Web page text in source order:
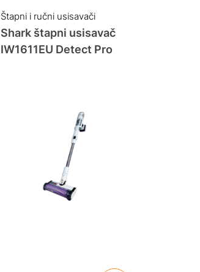
Štapni i ručni usisavači
Shark štapni usisavač
IW1611EU Detect Pro